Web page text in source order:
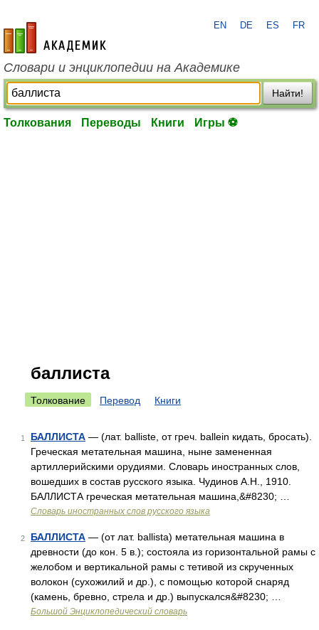
academic.ru
EN DE ES FR
Словари и энциклопедии на Академике
Найти!
Толкования Переводы Книги Игры ⚽
баллиста
Толкование Перевод Книги
1 БАЛЛИСТА — (лат. balliste, от греч. ballein кидать, бросать).
Греческая метательная машина, ныне замененная
артиллерийскими орудиями. Словарь иностранных слов,
вошедших в состав русского языка. Чудинов А.Н., 1910.
БАЛЛИСТА греческая метательная машина,&#8230; …
Словарь иностранных слов русского языка
2 БАЛЛИСТА — (от лат. ballista) метательная машина в
древности (до кон. 5 в.); состояла из горизонтальной рамы с
желобом и вертикальной рамы с тетивой из скрученных
волокон (сухожилий и др.), с помощью которой снаряд
(камень, бревно, стрела и др.) выпускался&#8230; …
Большой Энциклопедический словарь